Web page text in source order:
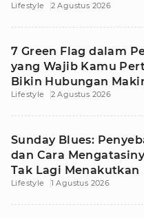
Lifestyle 2 Agustus 2026
7 Green Flag dalam
yang Wajib Kamu
Bikin Hubungan
Awet
Lifestyle 2 Agustus 2026
Sunday Blues:
dan Cara
Tak Lagi Menakutkan
Lifestyle 1 Agustus 2026